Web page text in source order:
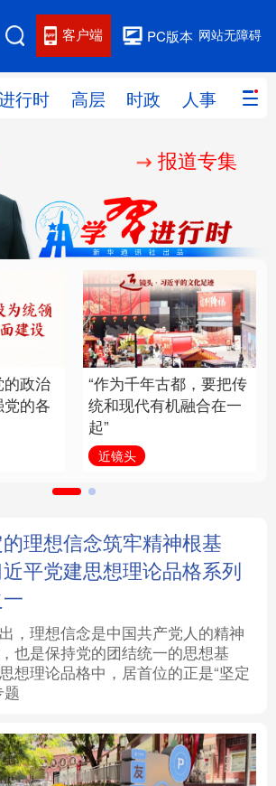
网站无障碍
PC版本
客户端
行时 高层 时政 人事 国际
网站地图
人事
财经 网评
思客智库 全球连线 教育
科创 量子 体育
健康 军事
视频 图片 政务
村振兴 银龄 溯源中国
旅游 能源 会展
娱乐 时尚 悦读
一带一路 亚太网 上市公司
报道专集
的政治
党的各
“作为千年古都，要把传
统和现代有机融合在一
起”
近镜头
的理想信念筑牢精神根基
平党建思想理论品格系列
，理想信念是中国共产党人的精神
也是保持党的团结统一的思想基
想理论品格中，居首位的正是“坚定
题